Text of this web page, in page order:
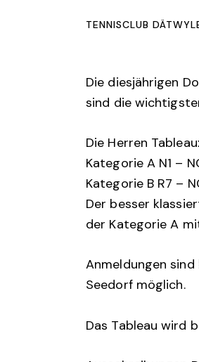
TENNISCLUB
Die diesjährigen
sind die
Die Herren
Kategorie A N1 –
Kategorie B R7 –
Der besser
der Kategorie A
Anmeldungen
Seedorf möglich.
Das Tableau wird